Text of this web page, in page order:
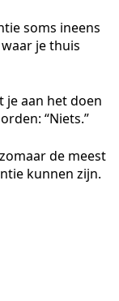
soms ineens
je thuis
je aan het doen
“Niets.”
de meest
kunnen zijn.